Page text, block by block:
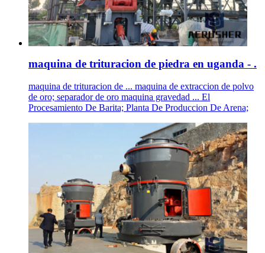
maquina de trituracion de piedra en uganda - .
maquina de trituracion de ... maquina de extraccion de polvo
de oro; separador de oro maquina gravedad ... El
Procesamiento De Barita; Planta De Produccion De Arena;